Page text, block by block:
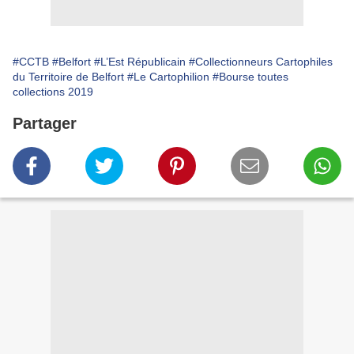
#CCTB #Belfort #L’Est Républicain #Collectionneurs Cartophiles
du Territoire de Belfort #Le Cartophilion #Bourse toutes
collections 2019
Partager